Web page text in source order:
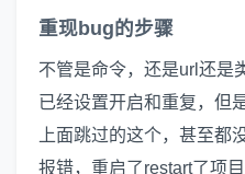
重现bug的步骤
不管是命令，还是url还是
已经设置开启和重复，但
上面跳过的这个，甚至都
报错，重启了restart了项